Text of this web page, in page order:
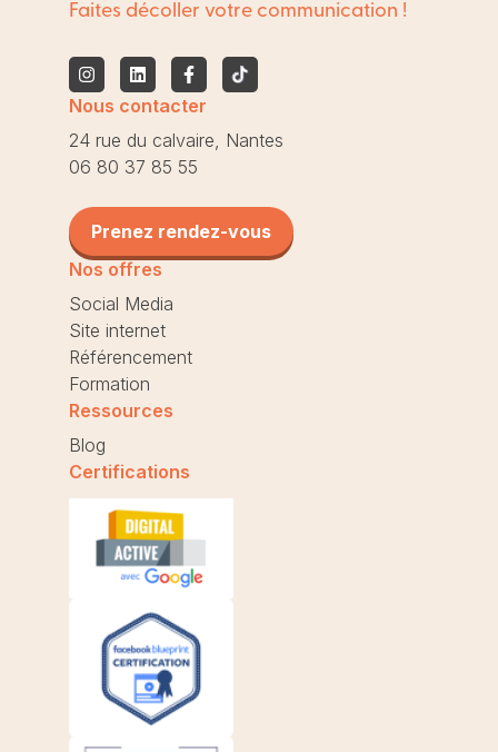
Faites décoller votre communication !
Nous contacter
24 rue du calvaire, Nantes
06 80 37 85 55
Prenez rendez-vous
Nos offres
Social Media
Site internet
Référencement
Formation
Ressources
Blog
Certifications